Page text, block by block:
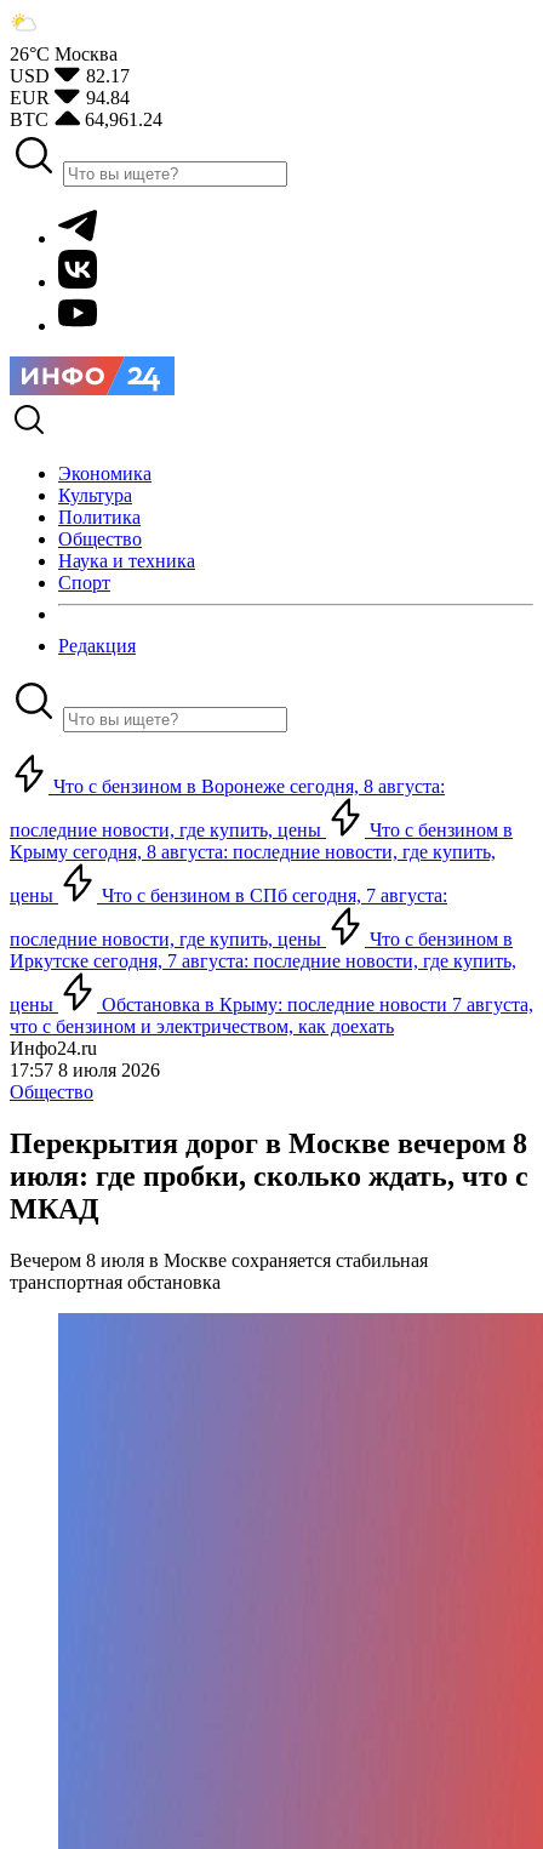
26°С Москва
USD
82.17
EUR
94.84
BTC
64,961.24
Экономика
Культура
Политика
Общество
Наука и техника
Спорт
Редакция
Что с бензином в Воронеже сегодня, 8 августа:
последние новости, где купить, цены
Что с бензином в
Крыму сегодня, 8 августа: последние новости, где купить,
цены Что с бензином в СПб сегодня, 7 августа:
последние новости, где купить, цены
Что с бензином в
Иркутске сегодня, 7 августа: последние новости, где купить,
цены
Обстановка в Крыму: последние новости 7 августа,
что с бензином и электричеством, как доехать
Инфо24.ru
17:57 8 июля 2026
Общество
Перекрытия дорог в Москве вечером 8
июля: где пробки, сколько ждать, что с
МКАД
Вечером 8 июля в Москве сохраняется стабильная
транспортная обстановка